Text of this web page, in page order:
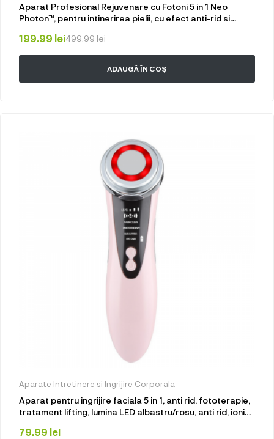
Aparat Profesional Rejuvenare cu Fotoni 5 in 1 Neo
Photon™, pentru intinerirea pielii, cu efect anti-rid si
porii, elimina acneea, albire, pentru fata si gat, cu stativ
pentru incarcare rapida, Negru
499.99lei
199.99 lei
ADAUGĂ ÎN COȘ
Aparate Intretinere si Ingrijire Corporala
Aparat pentru ingrijire faciala 5 in 1, anti rid, fototerapie,
tratament lifting, lumina LED albastru/rosu, anti rid, ioni
79.99 lei